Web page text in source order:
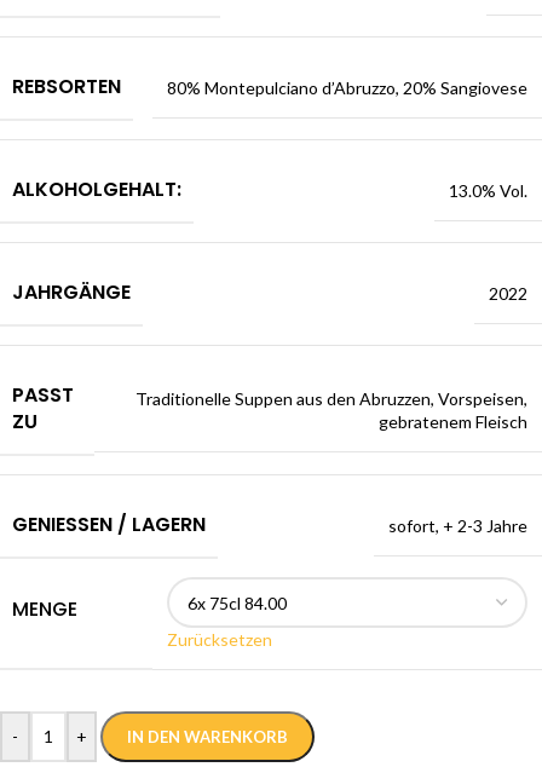
REBSORTEN 80% Montepulciano d’Abruzzo, 20% Sangiovese
ALKOHOLGEHALT: 13.0% Vol.
JAHRGÄNGE 2022
PASST
ZU
Traditionelle Suppen aus den Abruzzen, Vorspeisen,
gebratenem Fleisch
GENIESSEN / LAGERN sofort, + 2-3 Jahre
MENGE
Zurücksetzen
- + IN DEN WARENKORB